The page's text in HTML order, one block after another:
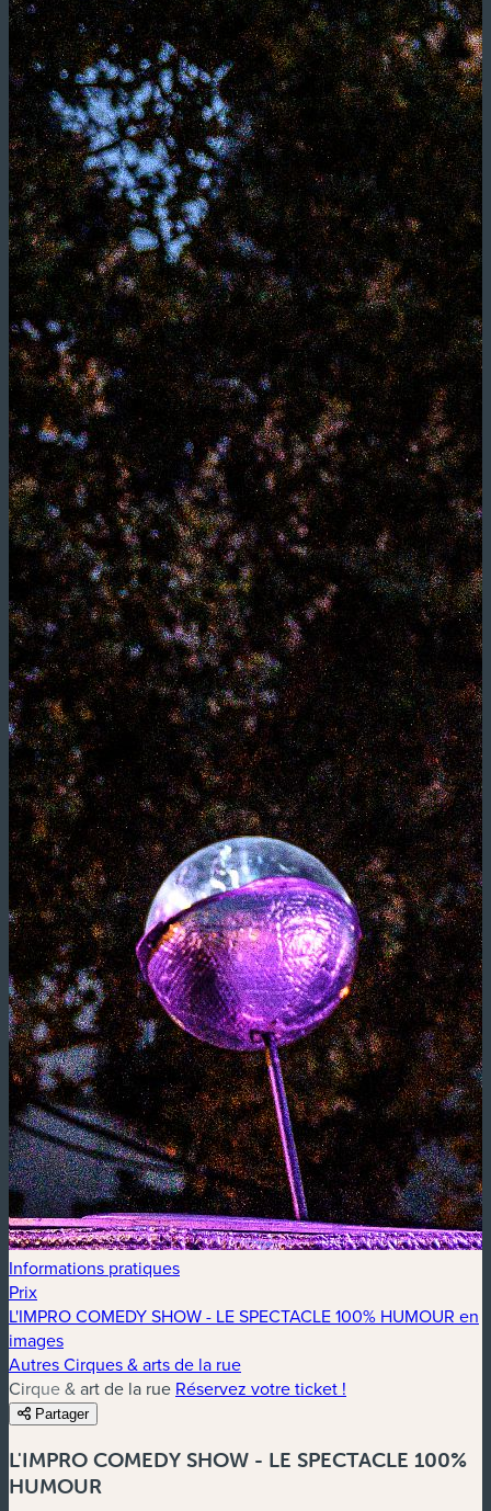
Informations pratiques
Prix
L'IMPRO COMEDY SHOW - LE SPECTACLE 100% HUMOUR en
images
Autres Cirques & arts de la rue
Cirque & art de la rue Réservez votre ticket !
Partager
L'IMPRO COMEDY SHOW - LE SPECTACLE 100%
HUMOUR